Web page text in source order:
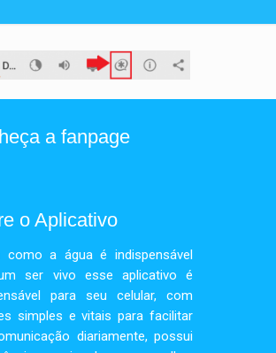
a fanpage
o Aplicativo
como a água é indispensável
ser vivo esse aplicativo é
para seu celular, com
simples e vitais para facilitar
diariamente, possui